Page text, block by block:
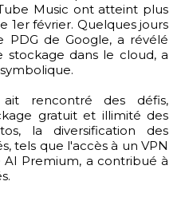
Music ont atteint plus
1er février. Quelques jours
PDG de Google, a révélé
stockage dans le cloud, a
rencontré des défis,
gratuit et illimité des
la diversification des
tels que l'accès à un VPN
Premium, a contribué à